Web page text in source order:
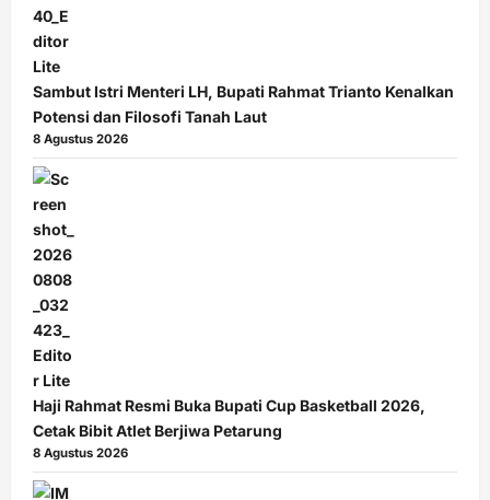
Sambut Istri Menteri LH, Bupati Rahmat Trianto Kenalkan
Potensi dan Filosofi Tanah Laut
8 Agustus 2026
Haji Rahmat Resmi Buka Bupati Cup Basketball 2026,
Cetak Bibit Atlet Berjiwa Petarung
8 Agustus 2026